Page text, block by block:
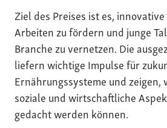
Ziel des Preises ist es,
Arbeiten zu fördern und junge
Branche zu vernetzen. Die
liefern wichtige Impulse für
Ernährungssysteme und zeigen,
soziale und wirtschaftliche
gedacht werden können.